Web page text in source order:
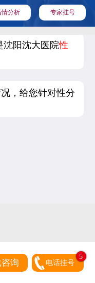
情分析 专家挂号
沈阳沈大医院性
，给您针对性分
询 电话挂号
5